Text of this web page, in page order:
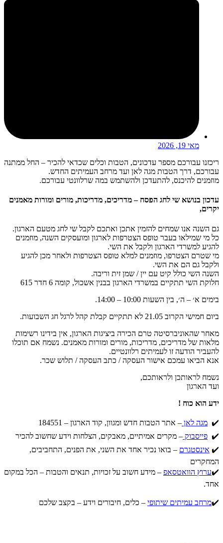
מאי 19, 2026
ריכזנו עבורכם מספר עדכונים, הטבות וכלים שכדאי להכיר – החל ממתנה
עבורכם, דרך הטבות מגה לאן ועד מרחב העמיתים החדש.
מוזמנים להיכנס, להתעדכן ולהשתמש במה שרלוונטי עבורכם.
עדכון בנושא שי לחג הפסח –מדריכים, מדריכות, מורים ומורות מאמנים
יקרים,
גם השנה אנו שמחים להזמין אתכן ואתכם לקבל שי לחג מטעם הארגון.
כל מי שמילאו בעבר טופס הצטרפות לארגון ומועסקים השנה, מוזמנים
להגיע למשרדי הארגון ולקבל את השי.
מי שטרם הצטרפו, מוזמנים למלא טופס הצטרפות ולאחר מכן להגיע
ולקבל גם הם את השי.
השנה השי כולל קיט עם יין / שמן זית וריבה.
חלוקת השי תתקיים במשרדי הארגון בבנין אשכול, קומה 6 חדר 615
בימים א׳ – ה׳, בין השעות 10:00 – 14:00.
ביום חמישי הקרוב 21.05 לא תתקיים קבלת קהל לרגל חג השבועות.
מאחר שהאוניברסיטה טרם הכירה ביציגות הארגון, אין בידינו רשימות
מלאות של מדריכים, מדריכות, מורים ומורות מאמנים. נשמח אם תוכלו
להעביר הודעה זו לעמיתים רלוונטיים.
אנא הביאו עמכם אישור העסקה / כתב העסקה / תלוש שכר.
נשמח לראותכן ולראותכם,
ועד הארגון
ידע הוא כוח !
✔️ מגה לאן – אתר הטבות חדש ומגוון, קוד הארגון – 184551
✔️ פייסבוק – מקרים אמיתיים, מאבקים, הצלחות וידע שחשוב להכיר
✔️ אינסטגרם – בואו נכיר אחד את השני, את הפנים, התחביבים,
המחקרים
✔️ערוץ הוואטסאפ – מידע חשוב על זכויות, תנאים והטבות – הכל במקום
אחד.
✔️מרחב עמיתים שיתופי – כלים, חיבורים וידע – בקצב שלכם